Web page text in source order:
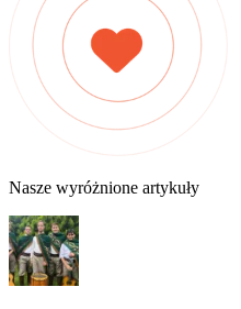
Nasze wyróżnione artykuły